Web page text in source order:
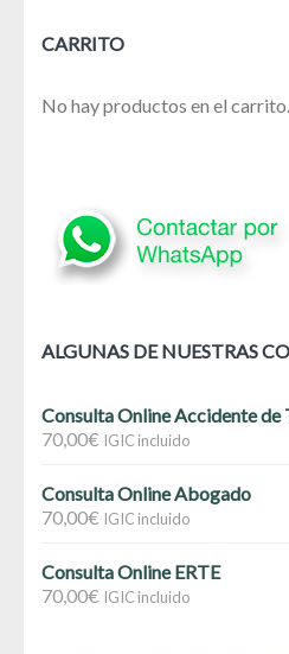
CARRITO
No hay productos en el carrito.
ALGUNAS DE NUESTRAS
Consulta Online Accidente de
70,00€ IGIC incluido
Consulta Online Abogado
70,00€ IGIC incluido
Consulta Online ERTE
70,00€ IGIC incluido